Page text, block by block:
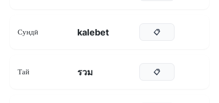
Сундӣ kalebet 📋
Тай รวม 📋